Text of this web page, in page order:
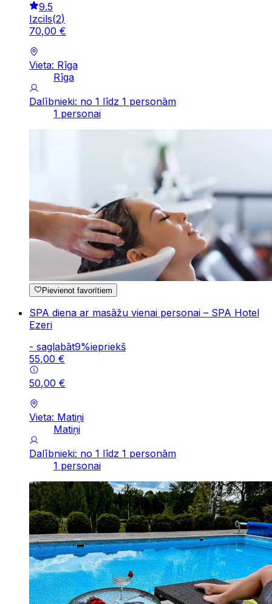
9.5
Izcils(2)
70,00 €
Vieta: Rīga
Rīga
Dalībnieki: no 1 līdz 1 personām
1 personai
Pievienot favorītiem
SPA diena ar masāžu vienai personai – SPA Hotel
Ezeri
- saglabāt9%iepriekš
55,00 €
50,00 €
Vieta: Matiņi
Matiņi
Dalībnieki: no 1 līdz 1 personām
1 personai